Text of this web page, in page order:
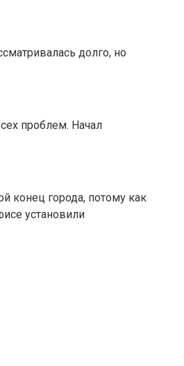
долго, но
проблем. Начал
конец города, потому как
установили